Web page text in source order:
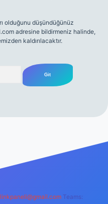
olduğunu düşündüğünüz
adresine bildirmeniz halinde,
kaldırılacaktır.
Teams: